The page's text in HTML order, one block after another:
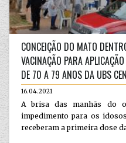
CONCEIÇÃO DO MATO
VACINAÇÃO PARA
DE 70 A 79 ANOS DA UBS
16.04.2021
A brisa das manhãs do
impedimento para os
receberam a primeira dose